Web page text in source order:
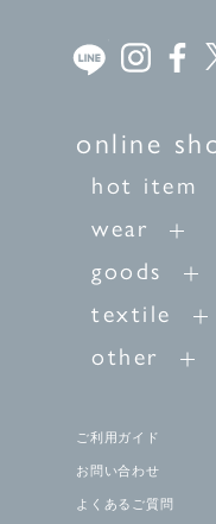
online
hot item
wear
goods
textile
other
ご利用ガイド
お問い合わせ
よくあるご質問